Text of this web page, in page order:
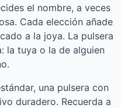
el nombre, a veces
Cada elección añade
a la joya. La pulsera
la tuya o la de alguien
una pulsera con
duradero. Recuerda a